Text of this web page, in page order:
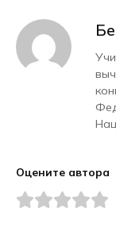
Оцените автора